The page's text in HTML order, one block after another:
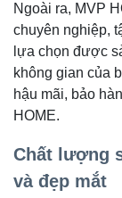
Ngoài ra, MVP
chuyên nghiệp,
lựa chọn được
không gian của
hậu mãi, bảo
HOME.
Chất lượng
và đẹp mắt